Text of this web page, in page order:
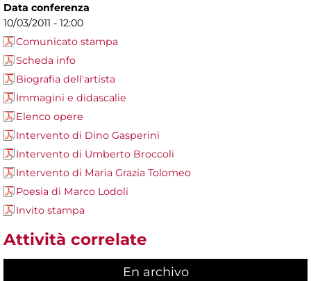
Data conferenza
10/03/2011 - 12:00
Comunicato stampa
Scheda info
Biografia dell'artista
Immagini e didascalie
Elenco opere
Intervento di Dino Gasperini
Intervento di Umberto Broccoli
Intervento di Maria Grazia Tolomeo
Poesia di Marco Lodoli
Invito stampa
Attività correlate
En archivo